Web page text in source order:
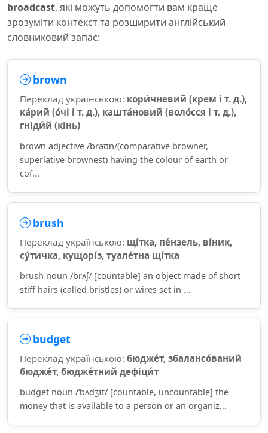
broadcast, які можуть допомогти вам краще
зрозуміти контекст та розширити англійський
словниковий запас:
brown
Переклад українською: кори́чневий (крем і т. д.),
ка́рий (о́чі і т. д.), кашта́новий (воло́сся і т. д.),
гніди́й (кінь)
brown adjective /braʊn/(comparative browner,
superlative brownest) having the colour of earth or
cof...
brush
Переклад українською: щі́тка, пе́нзель, ві́ник,
су́тичка, кущорі́з, туале́тна щі́тка
brush noun /brʌʃ/ [countable] an object made of short
stiff hairs (called bristles) or wires set in ...
budget
Переклад українською: бюдже́т, збалансо́ваний
бюдже́т, бюдже́тний дефіци́т
budget noun /ˈbʌdʒɪt/ [countable, uncountable] the
money that is available to a person or an organiz...